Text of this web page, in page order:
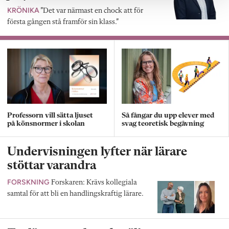
KRÖNIKA ”Det var närmast en chock att för
första gången stå framför sin klass.”
Professorn vill sätta ljuset
på könsnormer i skolan
Så fångar du upp elever med
svag teoretisk begåvning
Undervisningen lyfter när lärare
stöttar varandra
FORSKNING Forskaren: Krävs kollegiala
samtal för att bli en handlingskraftig lärare.